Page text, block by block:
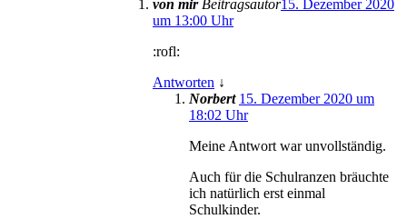
von mir Beitragsautor15. Dezember 2020
um 13:00 Uhr
:rofl:
Antworten ↓
Norbert 15. Dezember 2020 um
18:02 Uhr
Meine Antwort war unvollständig.
Auch für die Schulranzen bräuchte
ich natürlich erst einmal
Schulkinder.